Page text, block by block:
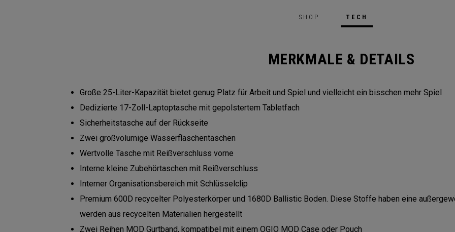
SHOP TECH
MERKMALE & DETAILS
Große 25-Liter-Kapazität bietet genug Platz für Arbeit und Spiel und vielleicht ein bisschen mehr Spiel
Dedizierte 17-Zoll-Laptoptasche mit gepolstertem Tabletfach
Sicherheitstasche auf der Rückseite
Zwei großvolumige Wasserflaschentaschen
Wertvolle Tasche mit Reißverschluss vorne
Interne kleine Zubehörtaschen mit Reißverschluss
Interner Organisationsbereich mit Schlüsselclip
Premium 600D recycelter Polyesterkörper und 1680D Ballistic Boden. Diese Stoffe haben eine
werden aus recycelten Materialien hergestellt
Zwei Reihen MOD Gurtband, kompatibel mit einem OGIO MOD Case oder Pouch